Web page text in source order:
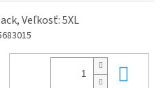
Veľkosť: 5XL